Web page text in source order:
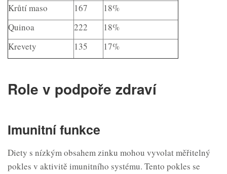
Krůtí maso
167
18%
Quinoa
222
18%
Krevety
135 17%
Role v podpoře zdraví
Imunitní funkce
Diety s nízkým obsahem zinku mohou vyvolat měřitelný
pokles v aktivitě imunitního systému. Tento pokles se